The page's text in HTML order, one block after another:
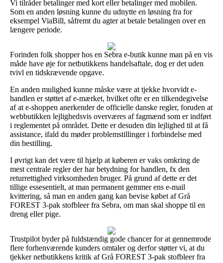
Vi tilråder betalinger med kort eller betalinger med mobilen.
Som en anden løsning kunne du udnytte en løsning fra for
eksempel ViaBill, såfremt du agter at betale betalingen over en
længere periode.
Forinden folk shopper hos en Sebra e-butik kunne man på en vis
måde have øje for netbutikkens handelsaftale, dog er det uden
tvivl en tidskrævende opgave.
En anden mulighed kunne måske være at tjekke hvorvidt e-
handlen er støttet af e-mærket, hvilket ofte er en tilkendegivelse
af at e-shoppen anerkender de officielle danske regler, foruden at
webbutikken lejlighedsvis overværes af fagmænd som er indført
i reglementet på området. Dette er desuden din lejlighed til at få
assistance, ifald du møder problemstillinger i forbindelse med
din bestilling.
I øvrigt kan det være til hjælp at køberen er vaks omkring de
mest centrale regler der har betydning for handlen, fx den
returrettighed virksomheden bruger. På grund af dette er det
tillige essesentielt, at man permanent gemmer ens e-mail
kvittering, så man en anden gang kan bevise købet af Grå
FOREST 3-pak stofbleer fra Sebra, om man skal shoppe til en
dreng eller pige.
Trustpilot byder på fuldstændig gode chancer for at gennemrode
flere forhenværende kunders omtaler og derfor støtter vi, at du
tjekker netbutikkens kritik af Grå FOREST 3-pak stofbleer fra